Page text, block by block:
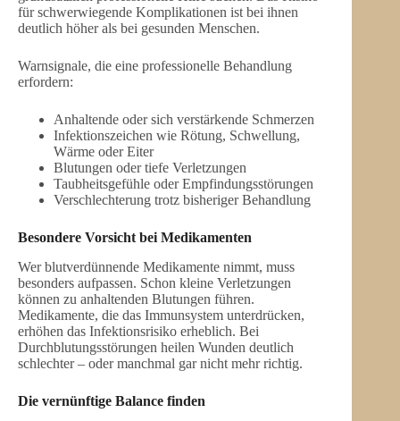
für schwerwiegende Komplikationen ist bei ihnen
deutlich höher als bei gesunden Menschen.
Warnsignale, die eine professionelle Behandlung
erfordern:
Anhaltende oder sich verstärkende Schmerzen
Infektionszeichen wie Rötung, Schwellung,
Wärme oder Eiter
Blutungen oder tiefe Verletzungen
Taubheitsgefühle oder Empfindungsstörungen
Verschlechterung trotz bisheriger Behandlung
Besondere Vorsicht bei Medikamenten
Wer blutverdünnende Medikamente nimmt, muss
besonders aufpassen. Schon kleine Verletzungen
können zu anhaltenden Blutungen führen.
Medikamente, die das Immunsystem unterdrücken,
erhöhen das Infektionsrisiko erheblich. Bei
Durchblutungsstörungen heilen Wunden deutlich
schlechter – oder manchmal gar nicht mehr richtig.
Die vernünftige Balance finden